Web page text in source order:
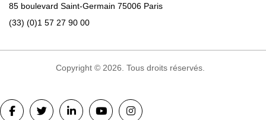
85 boulevard Saint-Germain 75006 Paris
(33) (0)1 57 27 90 00
Copyright © 2026. Tous droits réservés.